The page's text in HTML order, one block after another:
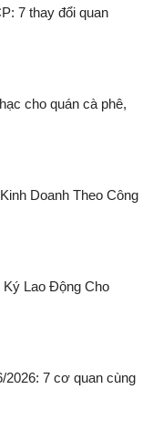
7 thay đổi quan
cho quán cà phê,
Doanh Theo Công
Ký Lao Động Cho
2026: 7 cơ quan cùng